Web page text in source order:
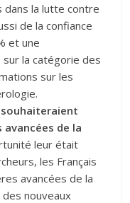
dans la lutte contre
de la confiance
et une
la catégorie des
sur les
de la
leur était
les Français
avancées de la
nouveaux